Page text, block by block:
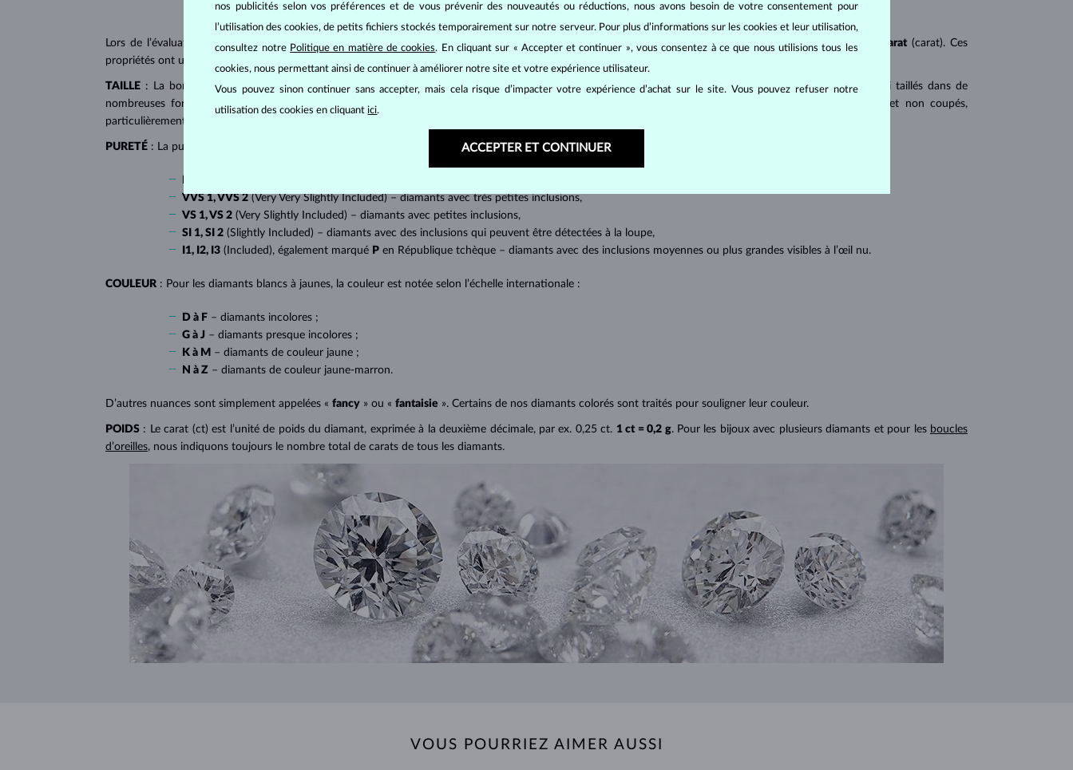
BIJOUX ENDIAMANT
Lors de l’évaluation et de la certification des diamants , on utilise les 4 paramètres de base, appelés 4C : taille (cut), pureté (clarity), couleur (color) et carat (carat). Ces
propriétés ont un impact majeur sur le prix d’un diamant.
TAILLE : La bonne taille donne au diamant son éclat brillant. La taille ronde dite brillant
appartient aux tailles les plus populaires. Les diamants sont aussi taillés dans de
nombreuses formes dites fantaisies, telles que la marquise, baguette, cœur, larme, ovale ou princesse (quadrilatère ou triangulaire avec angles pointus et non coupés,
particulièrement populaire sur
PURETÉ : La pureté de diamant est déterminée par la quantité, la taille et la répartition des inclusions ou bien des imperfections internes du diamant :
VVS 1, VVS 2(Very Very Slightly Included) – diamants avec très petites inclusions,
VS 1, VS 2 (Very Slightly Included) – diamants avec petites inclusions,
SI 1, SI 2 (Slightly Included) – diamants avec des inclusions qui peuvent être détectées à la loupe,
I1, I2, I3 (Included), également marqué P en République tchèque – diamants avec des inclusions moyennes ou plus grandes visibles à l’œil nu.
COULEUR : Pour les diamants blancs à jaunes, la couleur est notée selon l’échelle internationale :
D à F – diamants incolores ;
G à J – diamants presque incolores ;
K à M – diamants de couleur jaune ;
N à Z – diamants de couleur jaune-marron.
D’autres nuances sont simplement appelées « fancy » ou « fantaisie ». Certains de nos diamants colorés sont traités pour souligner leur couleur.
POIDS : Le carat (ct) est l’unité de poids du diamant, exprimée à la deuxième décimale, par ex. 0,25 ct. 1 ct = 0,2 g. Pour les bijoux avec plusieurs diamants et pour les boucles
d’oreilles, nous indiquons toujours le nombre total de carats de tous les diamants.
VOUS POURRIEZ AIMER AUSSI
nos publicités selon vos préférences et de vous prévenir des nouveautés ou réductions, nous avons besoin de votre consentement pour
l’utilisation des cookies, de petits fichiers stockés temporairement sur notre serveur. Pour plus d’informations sur les cookies et leur utilisation,
consultez notre Politique en matière de cookies. En cliquant sur « Accepter et continuer », vous consentez à ce que nous utilisions tous les
cookies, nous permettant ainsi de continuer à améliorer notre site et votre expérience utilisateur.
Vous pouvez sinon continuer sans accepter, mais cela risque d’impacter votre expérience d’achat sur le site. Vous pouvez refuser notre
utilisation des cookies en cliquantici.
ACCEPTER ET CONTINUER